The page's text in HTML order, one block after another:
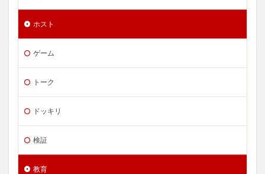
ホスト
ゲーム
トーク
ドッキリ
検証
教育